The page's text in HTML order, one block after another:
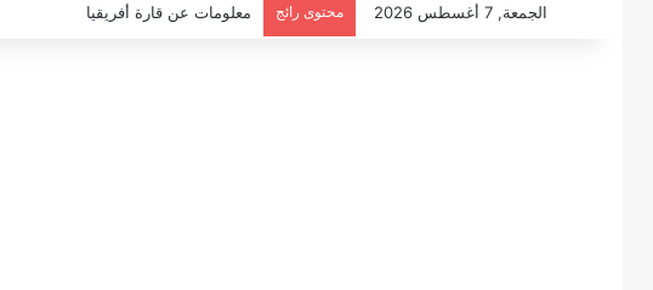
الجمعة, 7 أغسطس 2026 محتوى رائج معلومات عن قارة أفريقيا